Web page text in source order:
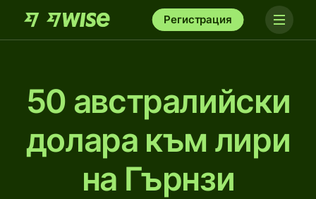
Регистрация
50 австралийски
доларa към лири
на Гърнзи